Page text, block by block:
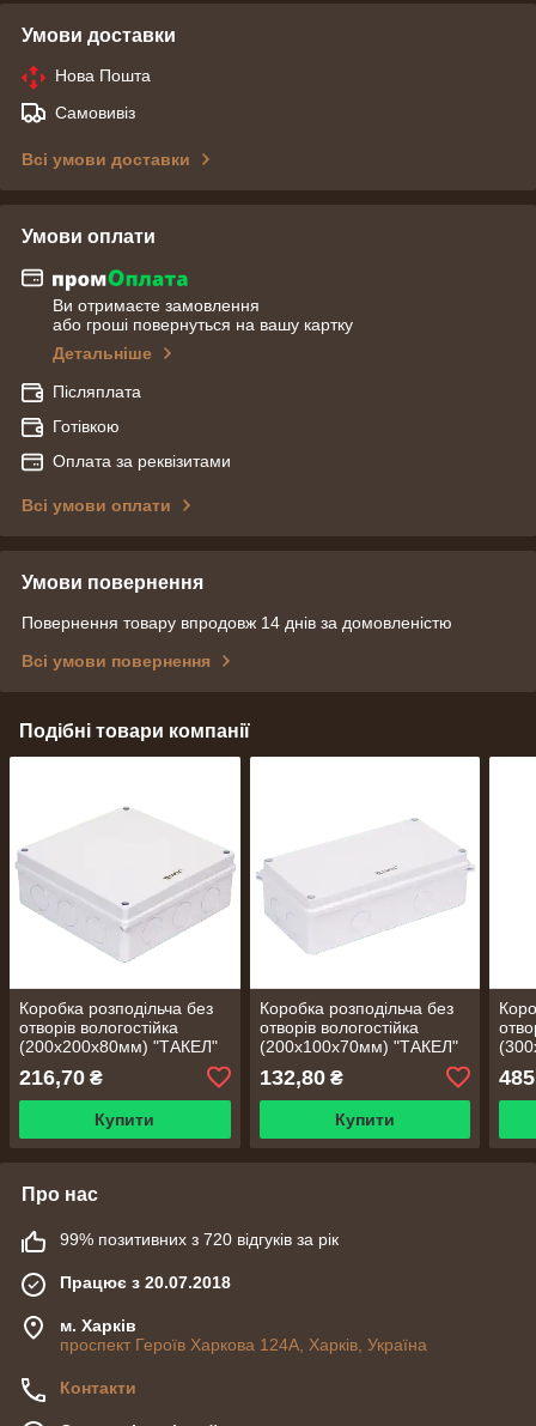
Умови доставки
Нова Пошта
Самовивіз
Всі умови доставки
Умови оплати
Ви отримаєте замовлення
або гроші повернуться на вашу картку
Детальніше
Післяплата
Готівкою
Оплата за реквізитами
Всі умови оплати
Умови повернення
Повернення товару впродовж 14 днів за домовленістю
Всі умови повернення
Подібні товари компанії
Коробка розподільча без
отворів вологостійка
(200х200х80мм) "ТАКЕЛ"
216,70 ₴
Купити
Коробка розподільча без
отворів вологостійка
(200х100х70мм) "ТАКЕЛ"
132,80₴
Купити
Про нас
99% позитивних з 720 відгуків за рік
Працює з 20.07.2018
м. Харків
проспект Героїв Харкова 124А, Харків, Україна
Контакти